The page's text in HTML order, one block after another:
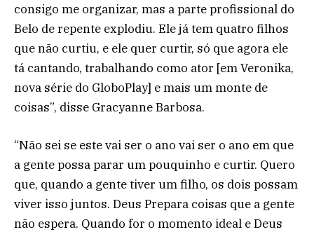
consigo me organizar, mas a parte profissional do
Belo de repente explodiu. Ele já tem quatro filhos
que não curtiu, e ele quer curtir, só que agora ele
tá cantando, trabalhando como ator [em Veronika,
nova série do GloboPlay] e mais um monte de
coisas”, disse Gracyanne Barbosa.
“Não sei se este vai ser o ano vai ser o ano em que
a gente possa parar um pouquinho e curtir. Quero
que, quando a gente tiver um filho, os dois possam
viver isso juntos. Deus Prepara coisas que a gente
não espera. Quando for o momento ideal e Deus